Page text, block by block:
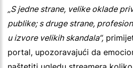
„S jedne strane, velike oklade
publike; s druge strane,
u izvore velikih skandala“,
portal, upozoravajući da